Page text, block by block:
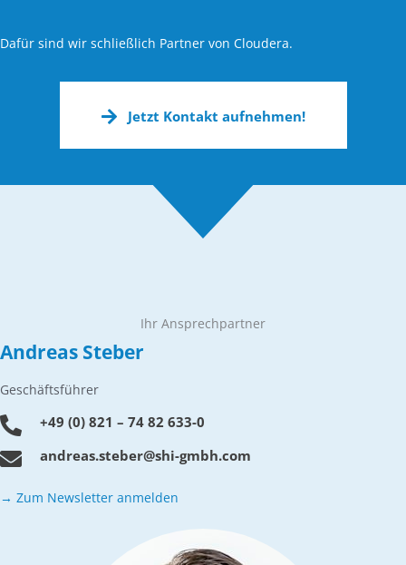
Dafür sind wir schließlich Partner von Cloudera.
Jetzt Kontakt aufnehmen!
Ihr Ansprechpartner
Andreas Steber
Geschäftsführer
+49 (0) 821 – 74 82 633-0
andreas.steber@shi-gmbh.com
→ Zum Newsletter anmelden